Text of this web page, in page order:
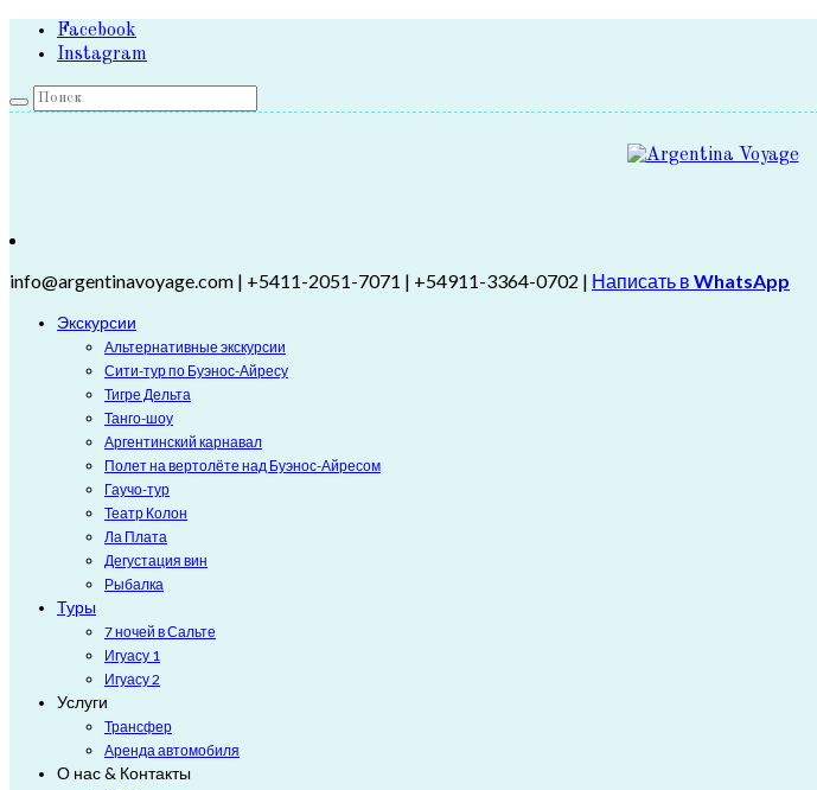
Facebook
Instagram
info@argentinavoyage.com | +5411-2051-7071 | +54911-3364-0702 | Написать в WhatsApp
Экскурсии
Альтернативные экскурсии
Сити-тур по Буэнос-Айресу
Тигре Дельта
Танго-шоу
Аргентинский карнавал
Полет на вертолёте над Буэнос-Айресом
Гаучо-тур
Театр Колон
Ла Плата
Дегустация вин
Рыбалка
Туры
7 ночей в Сальте
Игуасу 1
Игуасу 2
Услуги
Трансфер
Аренда автомобиля
О нас & Контакты